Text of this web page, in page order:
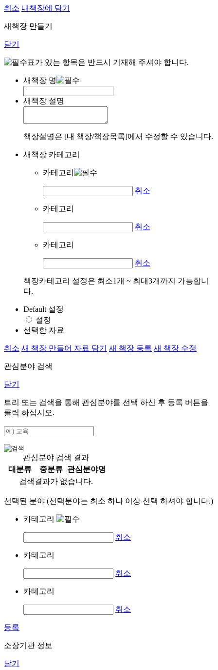
취소 내책장에 담기
새책장 만들기
닫기
표가 있는 항목은 반드시 기재해 주셔야 합니다.
새책장 명
새책장 설명
책장설명은 [내 책장/책장목록]에서 수정할 수 있습니다.
새책장 카테고리
카테고리
취소
카테고리
취소
카테고리
취소
책장카테고리 설정은 최소1개 ~ 최대3개까지 가능합니
다.
Default 설정
설정
선택한 자료
취소 새 책장 만들어 자료 담기 새 책장 등록 새 책장 수정
관심분야 검색
닫기
트리 또는 검색을 통해 관심분야를 선택 하신 후 등록 버튼을
클릭 하십시오.
관심분야 검색 결과
대분류
중분류
관심분야명
검색결과가 없습니다.
선택된 분야 (선택분야는 최소 하나 이상 선택 하셔야 합니다.)
카테고리
취소
카테고리
취소
카테고리
취소
등록
소장기관 정보
닫기